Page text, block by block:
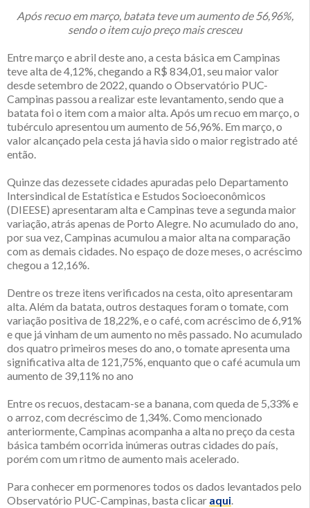
Após recuo em março, batata teve um aumento de 56,96%,
sendo o item cujo preço mais cresceu
Entre março e abril deste ano, a cesta básica em Campinas
teve alta de 4,12%, chegando a R$ 834,01, seu maior valor
desde setembro de 2022, quando o Observatório PUC-
Campinas passou a realizar este levantamento, sendo que a
batata foi o item com a maior alta. Após um recuo em março, o
tubérculo apresentou um aumento de 56,96%. Em março, o
valor alcançado pela cesta já havia sido o maior registrado até
então.
Quinze das dezessete cidades apuradas pelo Departamento
Intersindical de Estatística e Estudos Socioeconômicos
(DIEESE) apresentaram alta e Campinas teve a segunda maior
variação, atrás apenas de Porto Alegre. No acumulado do ano,
por sua vez, Campinas acumulou a maior alta na comparação
com as demais cidades. No espaço de doze meses, o acréscimo
chegou a 12,16%.
Dentre os treze itens verificados na cesta, oito apresentaram
alta. Além da batata, outros destaques foram o tomate, com
variação positiva de 18,22%, e o café, com acréscimo de 6,91%
e que já vinham de um aumento no mês passado. No acumulado
dos quatro primeiros meses do ano, o tomate apresenta uma
significativa alta de 121,75%, enquanto que o café acumula um
aumento de 39,11% no ano
Entre os recuos, destacam-se a banana, com queda de 5,33% e
o arroz, com decréscimo de 1,34%. Como mencionado
anteriormente, Campinas acompanha a alta no preço da cesta
básica também ocorrida inúmeras outras cidades do país,
porém com um ritmo de aumento mais acelerado.
Para conhecer em pormenores todos os dados levantados pelo
Observatório PUC-Campinas, basta clicar aqui.